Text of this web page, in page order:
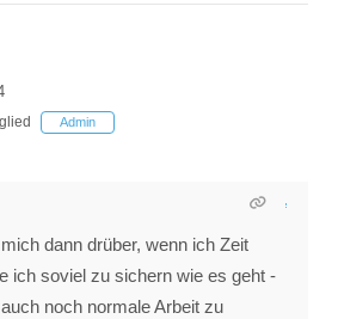
Admin
dann drüber, wenn ich Zeit
ich soviel zu sichern wie es geht -
noch normale Arbeit zu